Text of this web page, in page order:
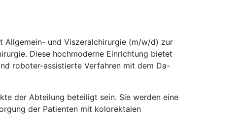
Allgemein- und Viszeralchirurgie (m/w/d) zur
Diese hochmoderne Einrichtung bietet
roboter-assistierte Verfahren mit dem Da-
der Abteilung beteiligt sein. Sie werden eine
der Patienten mit kolorektalen